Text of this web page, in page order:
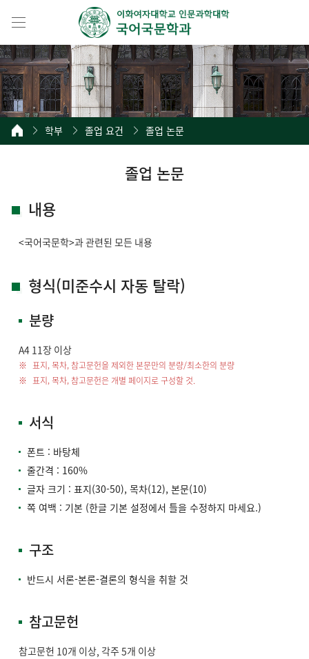
학부 졸업 요건 졸업 논문
졸업 논문
내용
<국어국문학>과 관련된 모든 내용
형식(미준수시 자동 탈락)
분량
A4 11장 이상
표지, 목차, 참고문헌을 제외한 본문만의 분량/최소한의 분량
표지, 목차, 참고문헌은 개별 페이지로 구성할 것.
서식
폰트 : 바탕체
줄간격 : 160%
글자 크기 : 표지(30-50), 목차(12), 본문(10)
쪽 여백 : 기본 (한글 기본 설정에서 틀을 수정하지 마세요.)
구조
반드시 서론-본론-결론의 형식을 취할 것
참고문헌
참고문헌 10개 이상, 각주 5개 이상